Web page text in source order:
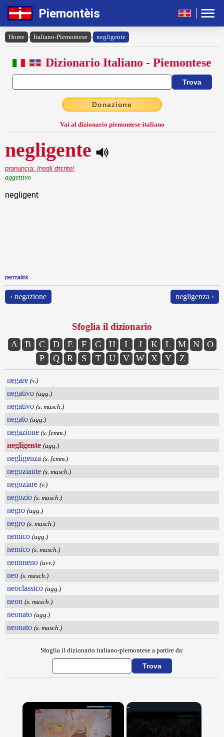
Piemontèis
Home › Italiano-Piemontese › negligente
Dizionario Italiano - Piemontese
Donazione
Vai al dizionario piemontese-italiano
negligente
pronuncia: /negliˈʤɛnte/
aggettivo
negligent
permalink
‹ negazione negligenza ›
Sfoglia il dizionario
A B C D E F G H I J K L M N
O
P
Q R S T U V W X Y Z
negare (v.)
negativo (agg.)
negativo (s. masch.)
negato (agg.)
negazione (s. femm.)
negligente (agg.)
negligenza (s. femm.)
negoziante (s. masch.)
negoziare (v.)
negozio (s. masch.)
negro (agg.)
negro (s. masch.)
nemico (agg.)
nemico (s. masch.)
nemmeno (avv.)
neo (s. masch.)
neoclassico (agg.)
neon (s. masch.)
neonato (agg.)
neonato (s. masch.)
Sfoglia il dizionario italiano-piemontese a partire da:
×